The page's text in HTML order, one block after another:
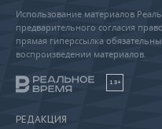
Использование материалов
предварительного согласия
прямая гиперссылка
воспроизведении материалов.
18+
РЕДАКЦИЯ